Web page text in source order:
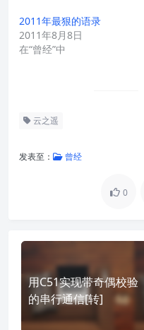
2011年最狠的语录
2011年8月8日
在“曾经”中
云之遥
发表至： 曾经
0
用C51实现带奇偶校验
的串行通信[转]